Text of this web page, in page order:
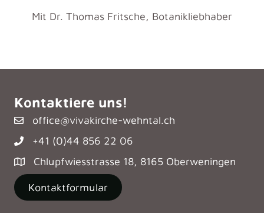
Mit Dr. Thomas Fritsche, Botanikliebhaber
Kontaktiere uns!
office@vivakirche-wehntal.ch
+41 (0)44 856 22 06
Chlupfwiesstrasse 18, 8165 Oberweningen
Kontaktformular